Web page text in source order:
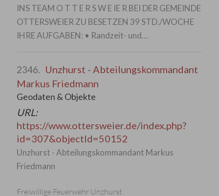
INS TEAM O T T E R S W E IE R BEI DER GEMEINDE
OTTERSWEIER ZU BESETZEN 39 STD./WOCHE
IHRE AUFGABEN: • Randzeit- und…
2346. Unzhurst - Abteilungskommandant
Markus Friedmann
Geodaten & Objekte
URL:
https://www.ottersweier.de/index.php?
id=307&objectId=50152
Unzhurst - Abteilungskommandant Markus
Friedmann
Freiwillige Feuerwehr Unzhurst